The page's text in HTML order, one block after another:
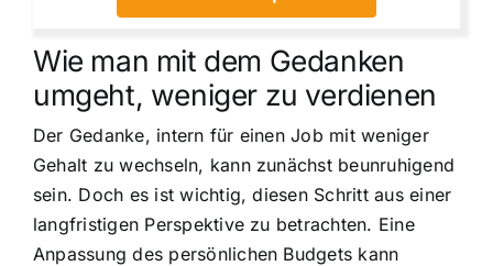
Wie man mit dem Gedanken
umgeht, weniger zu verdienen
Der Gedanke, intern für einen Job mit weniger
Gehalt zu wechseln, kann zunächst beunruhigend
sein. Doch es ist wichtig, diesen Schritt aus einer
langfristigen Perspektive zu betrachten. Eine
Anpassung des persönlichen Budgets kann